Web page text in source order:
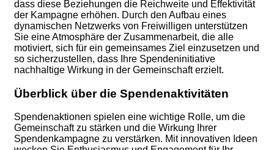
dass diese Beziehungen die Reichweite und Effektivität
der Kampagne erhöhen. Durch den Aufbau eines
dynamischen Netzwerks von Freiwilligen unterstützen
Sie eine Atmosphäre der Zusammenarbeit, die alle
motiviert, sich für ein gemeinsames Ziel einzusetzen und
so sicherzustellen, dass Ihre Spendeninitiative
nachhaltige Wirkung in der Gemeinschaft erzielt.
Überblick über die Spendenaktivitäten
Spendenaktionen spielen eine wichtige Rolle, um die
Gemeinschaft zu stärken und die Wirkung Ihrer
Spendenkampagne zu verstärken. Mit innovativen Ideen